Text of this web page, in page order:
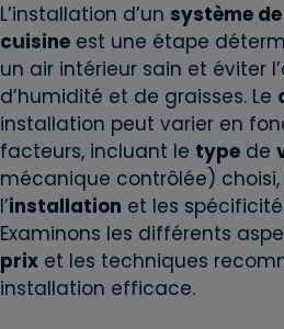
L’installation d’un système
cuisine est une étape
un air intérieur sain et éviter
d’humidité et de graisses. Le
installation peut varier en
facteurs, incluant le type de
mécanique contrôlée)
l’installation et les
Examinons les différents
prix et les techniques
installation efficace.